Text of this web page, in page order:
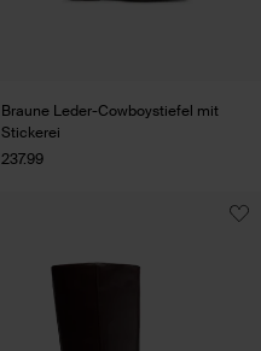
Braune Leder-Cowboystiefel mit
Stickerei
237.99